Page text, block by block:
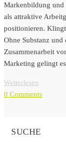
Markenbildung und
als attraktive
positionieren.
Ohne Substanz
Zusammenarbeit
Marketing gelingt
Weiterlesen
0 Comments
SUCHE